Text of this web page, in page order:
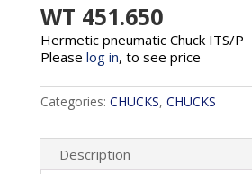
WT 451.650
Please log in, to see price
Hermetic pneumatic Chuck ITS/P
Categories: CHUCKS, CHUCKS
Description